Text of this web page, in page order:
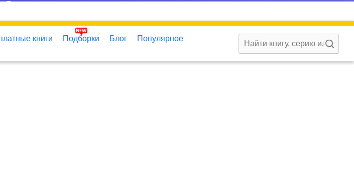
книги Подборки Блог
Популярное